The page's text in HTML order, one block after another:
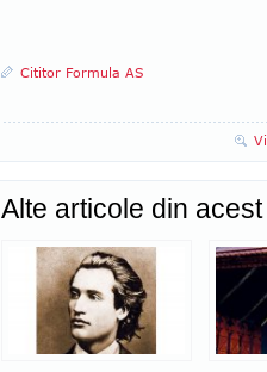
Cititor Formula AS
Alte articole din